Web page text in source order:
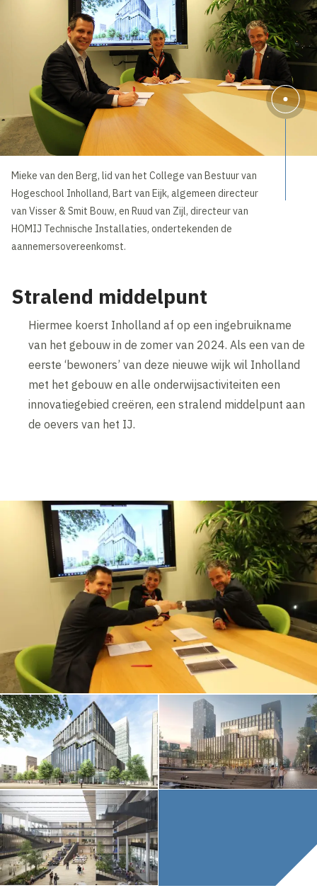
Mieke van den Berg, lid van het College van Bestuur van
Hogeschool Inholland, Bart van Eijk, algemeen directeur
van Visser & Smit Bouw, en Ruud van Zijl, directeur van
HOMIJ Technische Installaties, ondertekenden de
aannemersovereenkomst.
Stralend middelpunt
Hiermee koerst Inholland af op een ingebruikname
van het gebouw in de zomer van 2024. Als een van de
eerste ‘bewoners’ van deze nieuwe wijk wil Inholland
met het gebouw en alle onderwijsactiviteiten een
innovatiegebied creëren, een stralend middelpunt aan
de oevers van het IJ.